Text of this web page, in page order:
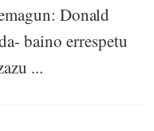
Donald
baino errespetu
...